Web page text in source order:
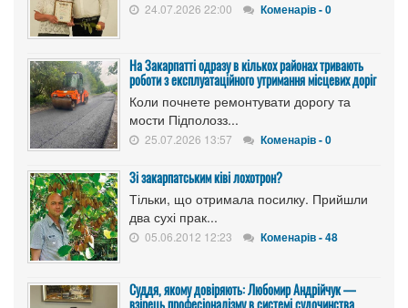
24.07.2026 22:00 Коменарів - 0
На Закарпатті одразу в кількох районах тривають
роботи з експлуатаційного утримання місцевих доріг
Коли почнете ремонтувати дорогу та
мости Підполозз...
25.07.2026 13:57 Коменарів - 0
Зі закарпатським ківі лохотрон?
Тільки, що отримала посилку. Прийшли
два сухі прак...
05.06.2012 12:23 Коменарів - 48
Суддя, якому довіряють: Любомир Андрійчук —